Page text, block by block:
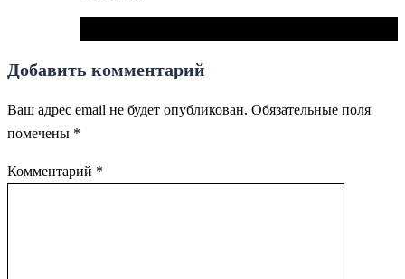
Добавить комментарий
Ваш адрес email не будет опубликован. Обязательные поля
помечены *
Комментарий *